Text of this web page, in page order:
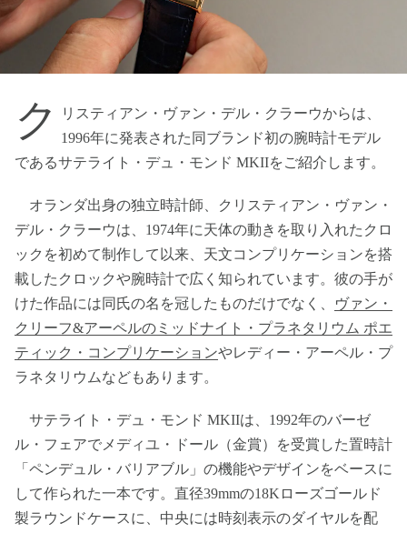
ク
リスティアン・ヴァン・デル・クラーウからは、
1996年に発表された同ブランド初の腕時計モデル
であるサテライト・デュ・モンド MKIIをご紹介します。
オランダ出身の独立時計師、クリスティアン・ヴァン・
デル・クラーウは、1974年に天体の動きを取り入れたクロ
ックを初めて制作して以来、天文コンプリケーションを搭
載したクロックや腕時計で広く知られています。彼の手が
けた作品には同氏の名を冠したものだけでなく、
ヴァン・
クリーフ&アーペルのミッドナイト・プラネタリウム ポエ
ティック・コンプリケーションやレディー・アーペル・プ
ラネタリウムなどもあります。
サテライト・デュ・モンド MKIIは、1992年のバーゼ
ル・フェアでメディユ・ドール（金賞）を受賞した置時計
「ペンデュル・バリアブル」の機能やデザインをベースに
して作られた一本です。直径39mmの18Kローズゴールド
製ラウンドケースに、中央には時刻表示のダイヤルを配